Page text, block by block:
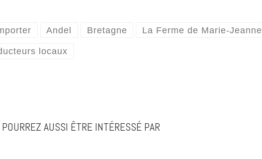
Andel Bretagne La Ferme de Marie-Jeanne
locaux
AUSSI ÊTRE INTÉRESSÉ PAR